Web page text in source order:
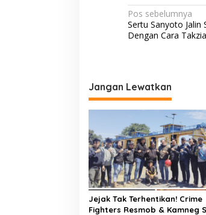
N
a
g
a
s
i
p
o
s
Pos sebelumnya
Sertu Sanyoto Jalin
Dengan Cara
Jangan Lewatkan
Jejak Tak Terhentikan! Crime
Fighters Resmob & Kamneg